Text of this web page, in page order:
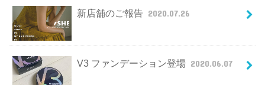
新店舗のご報告 2020.07.26
V3 ファンデーション登場 2020.06.07